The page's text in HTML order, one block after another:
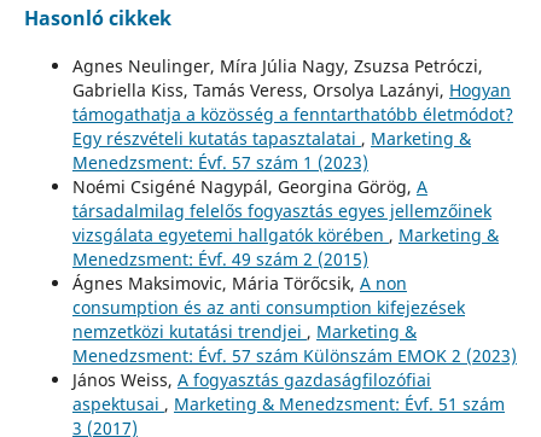
Hasonló cikkek
Agnes Neulinger, Míra Júlia Nagy, Zsuzsa Petróczi,
Gabriella Kiss, Tamás Veress, Orsolya Lazányi, Hogyan
támogathatja a közösség a fenntarthatóbb életmódot?
Egy részvételi kutatás tapasztalatai , Marketing &
Menedzsment: Évf. 57 szám 1 (2023)
Noémi Csigéné Nagypál, Georgina Görög, A
társadalmilag felelős fogyasztás egyes jellemzőinek
vizsgálata egyetemi hallgatók körében , Marketing &
Menedzsment: Évf. 49 szám 2 (2015)
Ágnes Maksimovic, Mária Törőcsik, A non
consumption és az anti consumption kifejezések
nemzetközi kutatási trendjei , Marketing &
Menedzsment: Évf. 57 szám Különszám EMOK 2 (2023)
János Weiss, A fogyasztás gazdaságfilozófiai
aspektusai , Marketing & Menedzsment: Évf. 51 szám
3 (2017)